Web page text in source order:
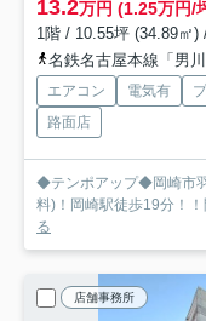
13.2万円 (1.25万円/
1階 / 10.55坪 (34.89㎡)
名鉄名古屋本線「男
エアコン 電気有
路面店
◆テンポアップ◆岡崎市
料)！岡崎駅徒歩19分！
る
店舗事務所